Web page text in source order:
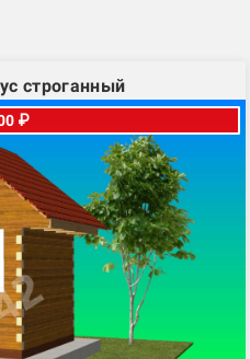
строганный
₽